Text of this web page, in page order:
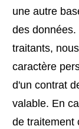
une autre
des
traitants,
caractère
d'un contrat
valable. En
de traitement